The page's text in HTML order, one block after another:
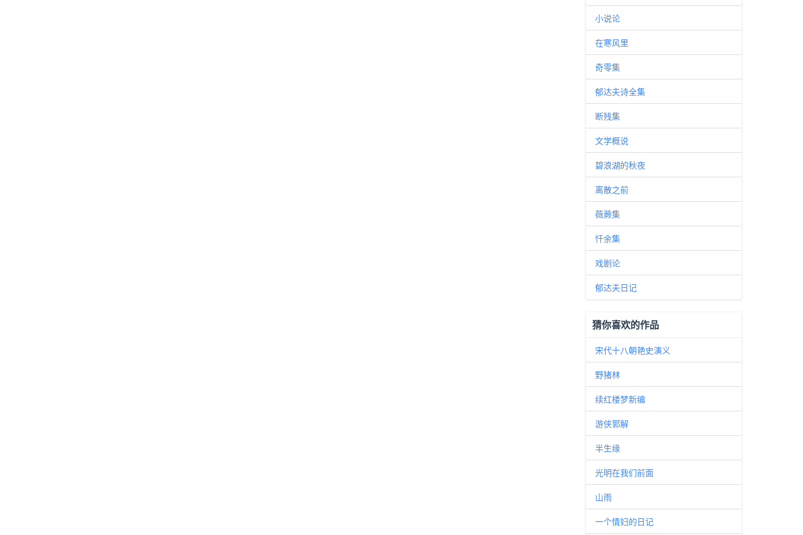
小说论
在寒风里
奇零集
郁达夫诗全集
断残集
文学概说
碧浪湖的秋夜
离散之前
薇蕨集
忏余集
戏剧论
郁达夫日记
猜你喜欢的作品
宋代十八朝艳史演义
野猪林
续红楼梦新编
游侠郭解
半生缘
光明在我们前面
山雨
一个情妇的日记